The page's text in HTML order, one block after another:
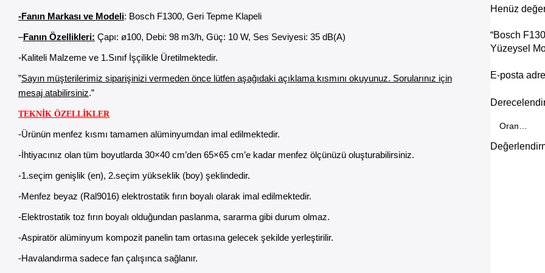
-Fanın Markası ve Modeli: Bosch F1300, Geri Tepme Klapeli
–Fanın Özellikleri: Çapı: ø100, Debi: 98 m3/h, Güç: 10 W, Ses Seviyesi: 35 dB(A)
-Kaliteli Malzeme ve 1.Sınıf İşçilikle Üretilmektedir.
”Sayın müşterilerimiz siparişinizi vermeden önce lütfen aşağıdaki açıklama kısmını okuyunuz. Sorularınız için
mesaj atabilirsiniz.”
TEKNİK ÖZELLİKLER
-Ürünün menfez kısmı tamamen alüminyumdan imal edilmektedir.
-İhtiyacınız olan tüm boyutlarda 30×40 cm’den 65×65 cm’e kadar menfez ölçünüzü oluşturabilirsiniz.
-1.seçim genişlik (en), 2.seçim yükseklik (boy) şeklindedir.
-Menfez beyaz (Ral9016) elektrostatik fırın boyalı olarak imal edilmektedir.
-Elektrostatik toz fırın boyalı olduğundan paslanma, sararma gibi durum olmaz.
-Aspiratör alüminyum kompozit panelin tam ortasına gelecek şekilde yerleştirilir.
-Havalandırma sadece fan çalışınca sağlanır.
Henüz
“Bosch
Yüzeysel
E-posta